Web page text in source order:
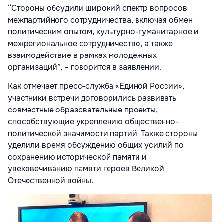
“Стороны обсудили широкий спектр вопросов
межпартийного сотрудничества, включая обмен
политическим опытом, культурно-гуманитарное и
межрегиональное сотрудничество, а также
взаимодействие в рамках молодежных
организаций”, – говорится в заявлении.
Как отмечает пресс-служба «Единой России»,
участники встречи договорились развивать
совместные образовательные проекты,
способствующие укреплению общественно-
политической значимости партий. Также стороны
уделили время обсуждению общих усилий по
сохранению исторической памяти и
увековечиванию памяти героев Великой
Отечественной войны.